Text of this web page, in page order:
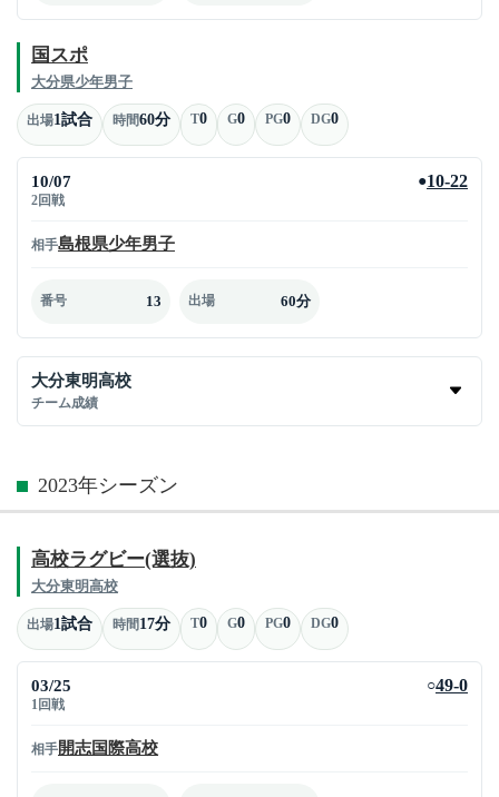
国スポ
大分県少年男子
出場1試合 時間60分 T0 G0 PG0 DG0
10/07
2回戦
●10-22
相手島根県少年男子
番号 13 出場 60分
大分東明高校
チーム成績
2023年シーズン
高校ラグビー(選抜)
大分東明高校
出場1試合 時間17分 T0 G0 PG0 DG0
03/25
1回戦
○49-0
相手開志国際高校